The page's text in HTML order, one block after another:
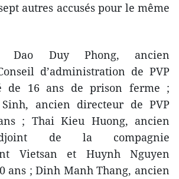
autres accusés pour le même
Dao Duy Phong, ancien
d’administration de PVP
de 16 ans de prison ferme ;
ancien directeur de PVP
; Thai Kieu Huong, ancien
de la compagnie
Vietsan et Huynh Nguyen
ans ; Dinh Manh Thang, ancien